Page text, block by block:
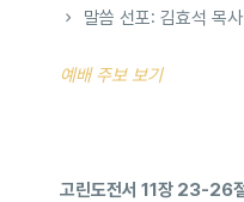
말씀 선포: 김효석 목
예배 주보 보기
고린도전서 11장 23-26